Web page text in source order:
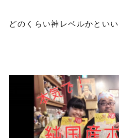
どのくらい神レベルかと